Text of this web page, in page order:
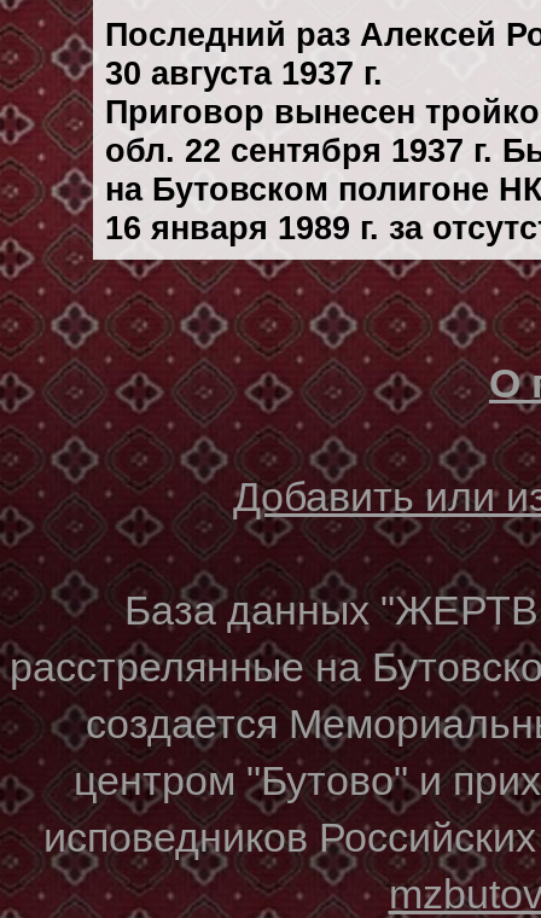
Последний раз Алексей
30 августа 1937 г.
Приговор вынесен
обл. 22 сентября 1937 г.
на Бутовском полигоне
16 января 1989 г. за
О
Добавить или
База данных
расстрелянные на
создается
центром "Бутово" и
исповедников